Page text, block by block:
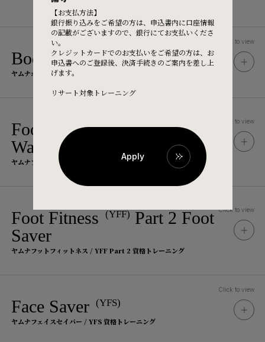
【お支払方法】
銀行振り込みをご希望の方は、申込書内に口座情報
の記載がございますので、銀行にてお支払いくださ
い。
クレジットカードでのお支払いをご希望の方は、お
申込書へのご登録後、決済手続きのご案内を差し上
げます。
リサート対象トレーニング
Apply
Body Rolling (YBR)
ヤムナボディローリング / YBR 資格トレーニング
Click to view
Tuition Fee
受講料
Foot Fitness (YFF)Part 1 Foot
Waker
ヤムナフットフィットネス / YFF Part 1 資格トレーニング
Click to view
Tuition Fee
Foot Fitness (YFF) Part 2 Foot
Saver
ヤムナフットフィットネス / YFF Part 2 資格トレーニング
Click to view
Face Saver (YFS)
ヤムナフェイスセイバー / YFS 資格トレーニング
Click to view